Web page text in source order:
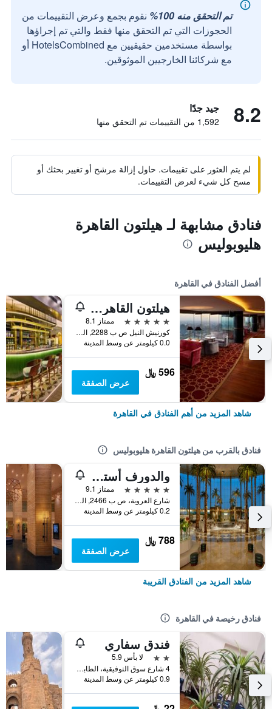
تم التحقق منه 100%
نقوم بجمع وعرض التقييمات من
الحجوزات التي تم التحقق منها فقط والتي تم إجراؤها
بواسطة مستخدمين حقيقيين مع HotelsCombined أو
مع شركائنا الخارجيين الموثوقين.
8.2 جيد جدًا
1,592 من التقييمات تم التحقق منها
لم يتم العثور على تقييمات. حاول إزالة مرشح أو تغيير بحثك أو
مسح كل شيء لعرض التقييمات.
فنادق مشابهة لـ هيلتون القاهرة
هليوبوليس
أفضل الفنادق في القاهرة
هيلتون القاهرة جراند نايل
5 نجوم
ممتاز 8.1
كورنيش النيل ص ب 2288, القاهرة, مصر
0.0 كيلومتر عن وسط المدينة
596 ﷼
عرض الصفقة
شاهد المزيد من أهم الفنادق في القاهرة
فنادق بالقرب من هيلتون القاهرة هليوبوليس
والدورف أستوريا القاهرة، هليوبوليس
5 نجوم
ممتاز 9.1
شارع العروبة، ص ب 2466, القاهرة, مصر
0.2 كيلومتر عن وسط المدينة
788 ﷼
عرض الصفقة
شاهد المزيد من الفنادق القريبة
فنادق رخيصة في القاهرة
فندق سفاري
2 نجمتين
لا بأس 5.9
4 شارع سوق التوفيقية، الطابق 5، وسط البلد, القاهرة, مصر
0.9 كيلومتر عن وسط المدينة